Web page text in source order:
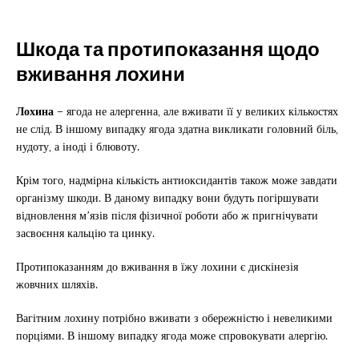
Шкода та протипоказання щодо
вживання лохини
Лохина – ягода не алергенна, але вживати її у великих кількостях
не слід. В іншому випадку ягода здатна викликати головний біль,
нудоту, а іноді і блювоту.
Крім того, надмірна кількість антиоксидантів також може завдати
організму шкоди. В даному випадку вони будуть погіршувати
відновлення м’язів після фізичної роботи або ж пригнічувати
засвоєння кальцію та цинку.
Протипоказанням до вживання в їжу лохини є дискінезія
жовчних шляхів.
Вагітним лохину потрібно вживати з обережністю і невеликими
порціями. В іншому випадку ягода може спровокувати алергію.